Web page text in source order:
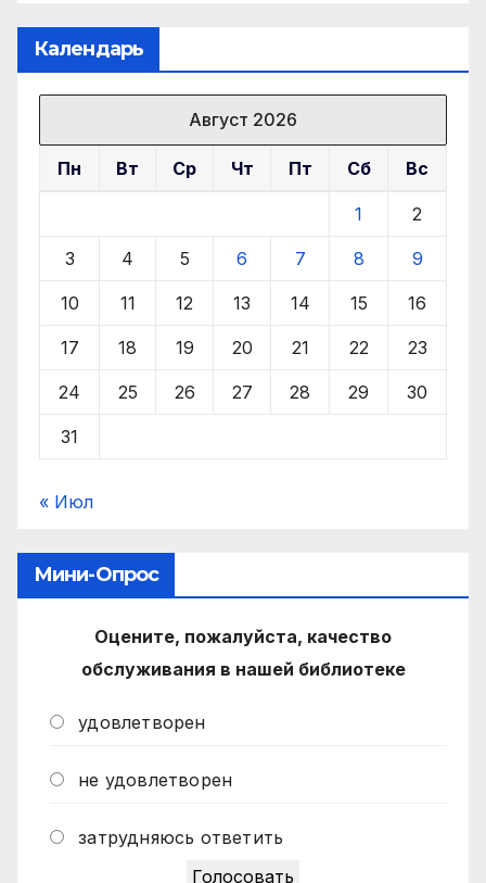
Календарь
Август 2026
Пн Вт Ср Чт Пт Сб Вс
1 2
3 4 5 6 7 8 9
10 11 12 13 14 15 16
17 18 19 20 21 22 23
24 25 26 27 28 29 30
31
« Июл
Мини-Опрос
Оцените, пожалуйста, качество
обслуживания в нашей библиотеке
удовлетворен
не удовлетворен
затрудняюсь ответить